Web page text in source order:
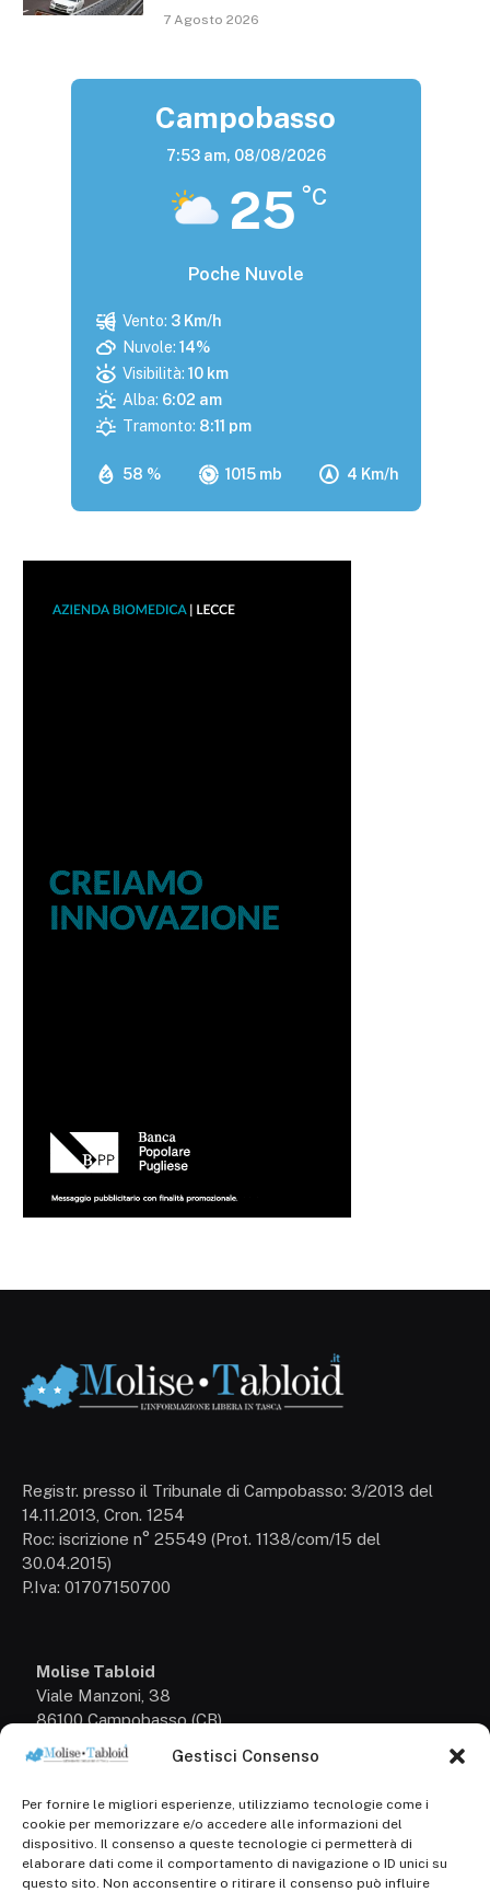
Gestisci Consenso
Per fornire le migliori esperienze, utilizziamo tecnologie come i
cookie per memorizzare e/o accedere alle informazioni del
dispositivo. Il consenso a queste tecnologie ci permetterà di
elaborare dati come il comportamento di navigazione o ID unici su
questo sito. Non acconsentire o ritirare il consenso può influire
7 Agosto 2026
Campobasso
7:53 am, 08/08/2026
25 °C
Poche Nuvole
58 % 1015 mb 4 Km/h
Vento: 3 Km/h
Nuvole: 14%
Visibilità: 10 km
Alba: 6:02 am
Tramonto: 8:11 pm
Registr. presso il Tribunale di Campobasso: 3/2013 del
14.11.2013, Cron. 1254
Roc: iscrizione n° 25549 (Prot. 1138/com/15 del
30.04.2015)
P.Iva: 01707150700
Molise Tabloid
Viale Manzoni, 38
86100 Campobasso (CB)
+39 3333169466
Scrivici a:
info@molisetabloid.it
commerciale@molisetabloid.it